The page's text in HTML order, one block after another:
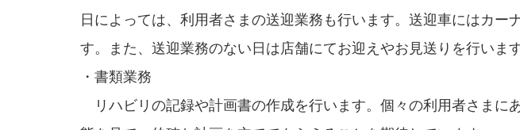
日によっては、利用者さまの送迎業務も行います。送迎車にはカ
す。また、送迎業務のない日は店舗にてお迎えやお見送りを行います
・書類業務
リハビリの記録や計画書の作成を行います。個々の利用者さまに